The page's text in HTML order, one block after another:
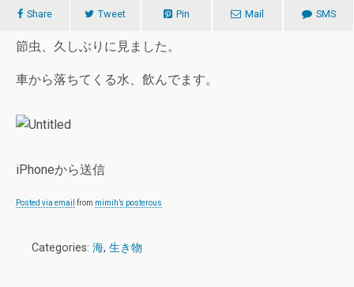
Share Tweet Pin Mail SMS
節虫、久しぶりに見ました。
車から落ちてくる水、飲んでます。
iPhoneから送信
Posted via email from mimih’s posterous
Categories: 海, 生き物